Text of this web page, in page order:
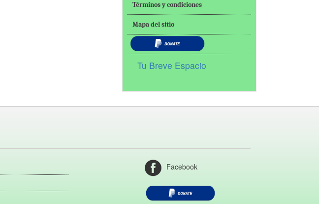
Términos y condiciones
Mapa del sitio
Tu Breve Espacio
Facebook